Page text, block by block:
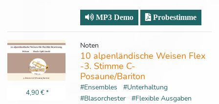
MP3 Demo Probestimme
4,90 €*
Noten
10 alpenländische Weisen Flex
-3. Stimme C-
Posaune/Bariton
#Ensembles
#Unterhaltung
#Blasorchester
#Flexible Ausgaben